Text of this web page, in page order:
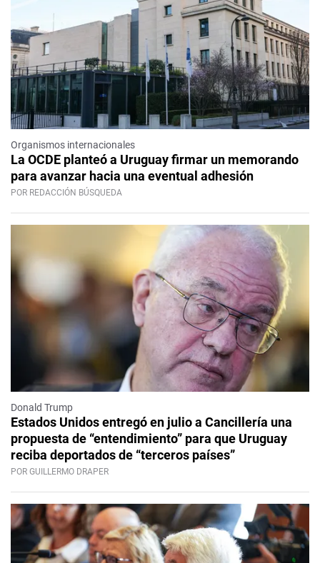
Organismos internacionales
La OCDE planteó a Uruguay firmar un memorando
para avanzar hacia una eventual adhesión
POR REDACCIÓN BÚSQUEDA
Donald Trump
Estados Unidos entregó en julio a Cancillería una
propuesta de “entendimiento” para que Uruguay
reciba deportados de “terceros países”
POR GUILLERMO DRAPER